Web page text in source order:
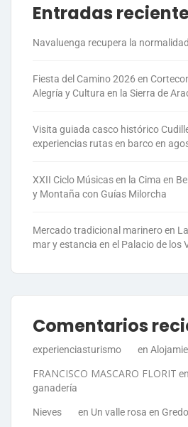
Entradas
Navaluenga recupera la
Fiesta del Camino 2026 en
Alegría y Cultura en la Sierra de
Visita guiada casco histórico
experiencias rutas en barco en
XXII Ciclo Músicas en la Cima en
y Montaña con Guías Milorcha
Mercado tradicional marinero en
mar y estancia en el Palacio de los
Comentarios
experienciasturismo en
FRANCISCO MASCARO FLORIT en
ganadería
Nieves en Un valle rosa en